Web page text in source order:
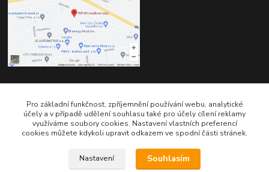
Kontakty
Pro základní funkčnost, zpříjemnění používání webu, analytické
účely a v případě udělení souhlasu také pro účely cílení reklamy
využíváme soubory cookies. Nastavení vlastních preferencí
cookies můžete kdykoli upravit odkazem ve spodní části stránek.
Nastavení Souhlasím